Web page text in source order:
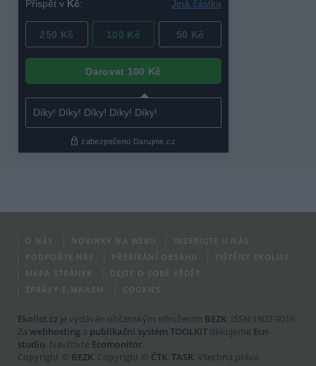
O NÁS NOVINKY NA WEBU
INZERUJTE U NÁS
PODPOŘTE NÁS
PŘEBÍRÁNÍ OBSAHU
TIŠTĚNÝ EKOLIST
MAPA STRÁNEK
DEJTE O SOBĚ VĚDĚT
ZPRÁVY E-MAILEM
COOKIES
Ekolist.cz je vydáván občanským sdružením BEZK. ISSN 1802-9019.
Za webhosting a publikační systém TOOLKIT děkujeme Ecn
studiu. Navštivte Ecomonitor.
Copyright © BEZK. Copyright © ČTK, TASR. Všechna práva